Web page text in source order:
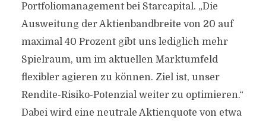
Portfoliomanagement bei Starcapital. „Die
Ausweitung der Aktienbandbreite von 20 auf
maximal 40 Prozent gibt uns lediglich mehr
Spielraum, um im aktuellen Marktumfeld
flexibler agieren zu können. Ziel ist, unser
Rendite-Risiko-Potenzial weiter zu optimieren.“
Dabei wird eine neutrale Aktienquote von etwa